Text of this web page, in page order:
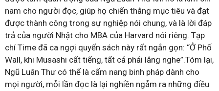
nam cho người đọc, giúp họ chiến thắng mục tiêu và đạt
được thành công trong sự nghiệp nói chung, và là lời đáp
trả của người Nhật cho MBA của Harvard nói riêng. Tạp
chí Time đã ca ngợi quyển sách này rất ngắn gọn: “Ở Phố
Wall, khi Musashi cất tiếng, tất cả phải lắng nghe”.Tóm lại,
Ngũ Luân Thư có thể là cẩm nang binh pháp dành cho
mọi người, mỗi lần đọc là lại nghiền ngẫm ra những điều